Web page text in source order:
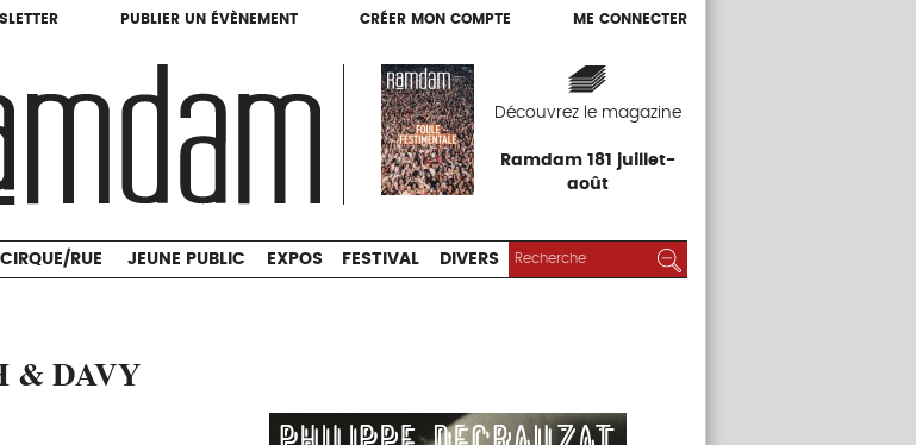
PUBLIER UN ÉVÈNEMENT CRÉER MON COMPTE ME CONNECTER
Découvrez le magazine
Ramdam 181 juillet-
août
PUBLIER UN ÉVÈNEMENT CRÉER MON COMPTE ME CONNECTER
CIRQUE/RUE JEUNE PUBLIC EXPOS
CIRQUE/RUE JEUNE PUBLIC EXPOS FESTIVAL DIVERS RECHERCHER :
& DAVY